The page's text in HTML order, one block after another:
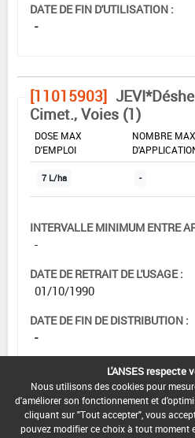
DATE DE FIN D'UTILISATION :
-
[11015903]
Cimet., Voies (1)
DOSE MAX
D'EMPLOI
NOMBRE MAX
7 L/ha -
INTERVALLE MINIMUM ENTRE
-
DATE DE RETRAIT DE L'USAGE :
01/10/1990
DATE DE FIN DE DISTRIBUTION :
-
DATE DE FIN D'UTILISATION :
-
L'ANSES respecte
Nous utilisons des cookies pour
d'améliorer son fonctionnement et
cliquant sur "Tout accepter", vous
pouvez modifier ce choix à tout moment